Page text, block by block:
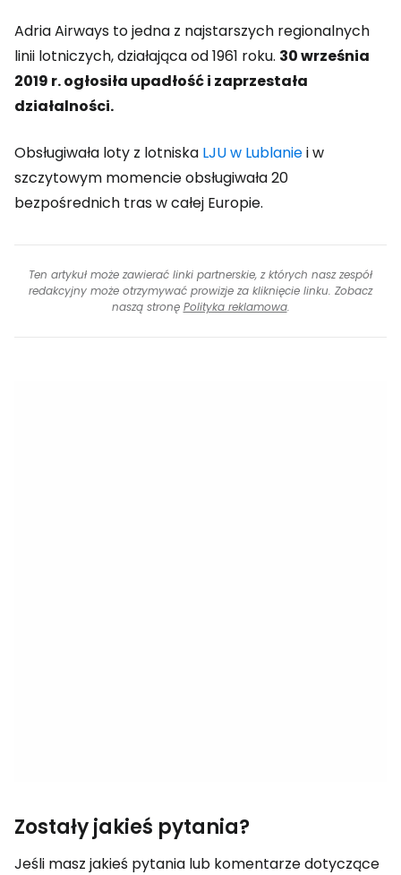
Adria Airways to jedna z najstarszych regionalnych
linii lotniczych, działająca od 1961 roku. 30 września
2019 r. ogłosiła upadłość i zaprzestała
działalności.
Obsługiwała loty z lotniska LJU w Lublaniei w
szczytowym momencie obsługiwała 20
bezpośrednich tras w całej Europie.
Ten artykuł może zawierać linki partnerskie, z których nasz zespół
redakcyjny może otrzymywać prowizje za kliknięcie linku. Zobacz
naszą stronę Polityka reklamowa.
Zostały jakieś pytania?
Jeśli masz jakieś pytania lub komentarze dotyczące